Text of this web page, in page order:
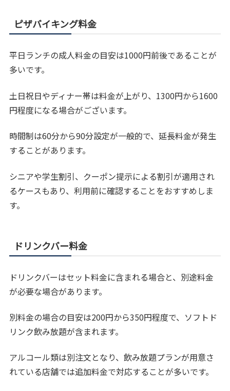
ピザバイキング料金
平日ランチの成人料金の目安は1000円前後であることが
多いです。
土日祝日やディナー帯は料金が上がり、1300円から1600
円程度になる場合がございます。
時間制は60分から90分設定が一般的で、延長料金が発生
することがあります。
シニアや学生割引、クーポン提示による割引が適用され
るケースもあり、利用前に確認することをおすすめしま
す。
ドリンクバー料金
ドリンクバーはセット料金に含まれる場合と、別途料金
が必要な場合があります。
別料金の場合の目安は200円から350円程度で、ソフトド
リンク飲み放題が含まれます。
アルコール類は別注文となり、飲み放題プランが用意さ
れている店舗では追加料金で対応することが多いです。